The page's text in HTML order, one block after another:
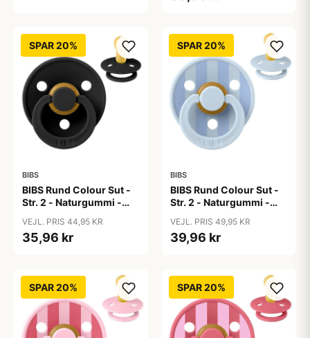
SPAR 20%
BIBS
BIBS Rund Colour Sut -
Str. 2 - Naturgummi -
VEJL. PRIS 44,95 KR
35,96 kr
SPAR 20%
BIBS
BIBS Rund Colour Sut -
Str. 2 - Naturgummi -
Blue/Dusty Blue
VEJL. PRIS 49,95 KR
39,96 kr
SPAR 20% SPAR 20%